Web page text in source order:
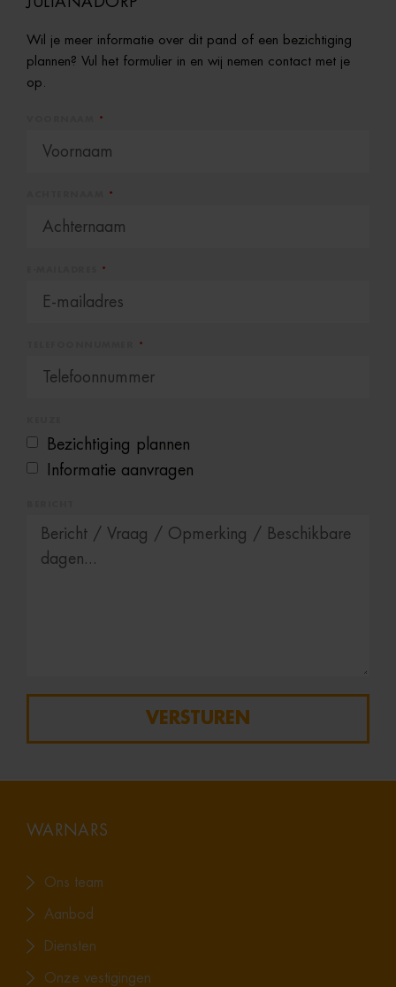
Wil je meer informatie over dit pand of een bezichtiging
plannen? Vul het formulier in en wij nemen contact met je
op.
Bezichtiging plannen
Informatie aanvragen
VERSTUREN
WARNARS
Ons team
Aanbod
Diensten
Onze vestigingen